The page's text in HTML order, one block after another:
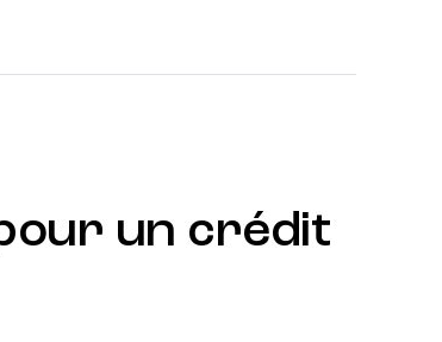
un crédit